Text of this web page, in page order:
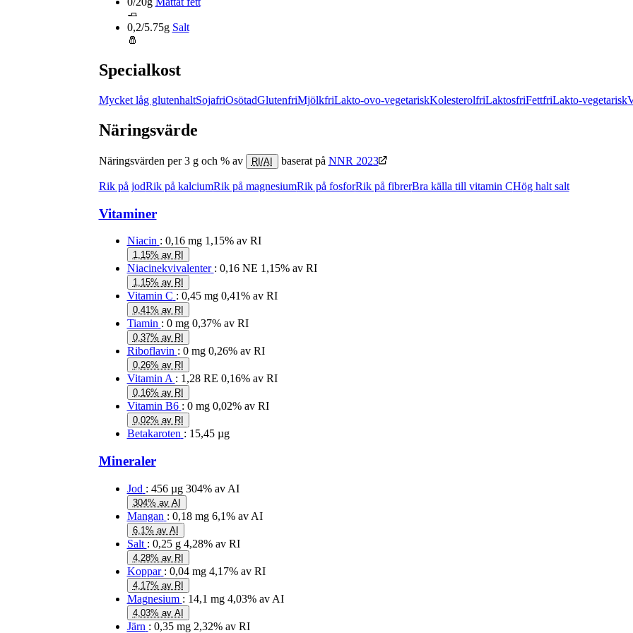
🧈
0,2/5.75g Salt
🧂
Specialkost
Mycket låg glutenhaltSojafriOsötadGlutenfriMjölkfriLakto-ovo-vegetariskKolesterolfriLaktosfriFettfriLakto-vegetarisk
Näringsvärde
Näringsvärden per 3 g och % av RI/AI baserat på NNR 2023
Rik på jodRik på kalciumRik på magnesiumRik på fosforRik på fibrerBra källa till vitamin CHög halt salt
Vitaminer
Niacin : 0,16 mg 1,15% av RI
1,15% av RI
Niacinekvivalenter : 0,16 NE 1,15% av RI
1,15% av RI
Vitamin C : 0,45 mg 0,41% av RI
0,41% av RI
Tiamin : 0 mg 0,37% av RI
0,37% av RI
Riboflavin : 0 mg 0,26% av RI
0,26% av RI
Vitamin A : 1,28 RE 0,16% av RI
0,16% av RI
Vitamin B6 : 0 mg 0,02% av RI
0,02% av RI
Betakaroten : 15,45 µg
Mineraler
Jod : 456 µg 304% av AI
304% av AI
Mangan : 0,18 mg 6,1% av AI
6,1% av AI
Salt : 0,25 g 4,28% av RI
4,28% av RI
Koppar : 0,04 mg 4,17% av RI
4,17% av RI
Magnesium : 14,1 mg 4,03% av AI
4,03% av AI
Järn : 0,35 mg 2,32% av RI